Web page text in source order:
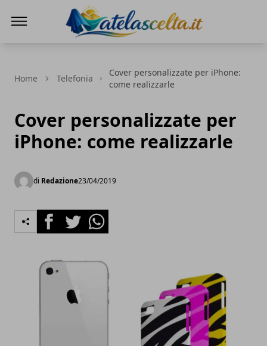
Home Telefonia
Cover personalizzate per iPhone:
come realizzarle
Cover personalizzate per
iPhone: come realizzarle
di Redazione23/04/2019
FacebookTwitterWhatsapp